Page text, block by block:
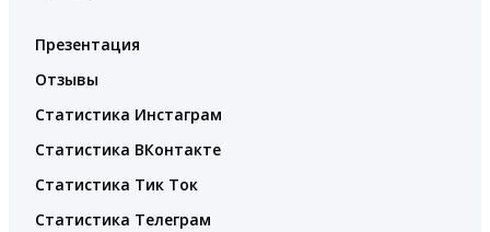
Презентация
Отзывы
Статистика Инстаграм
Статистика ВКонтакте
Статистика Тик Ток
Статистика Телеграм